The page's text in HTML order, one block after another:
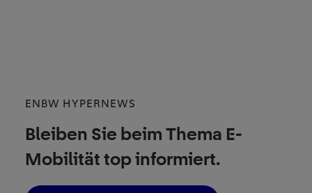
ENBW HYPERNEWS
Bleiben Sie beim Thema E-
Mobilität top informiert.